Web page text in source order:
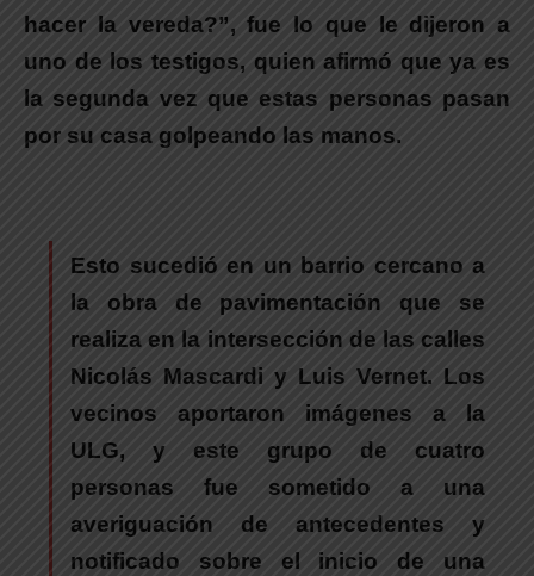
hacer la vereda?”, fue lo que le dijeron a
uno de los testigos, quien afirmó que ya es
la segunda vez que estas personas pasan
por su casa golpeando las manos.
Esto sucedió en un barrio cercano a
la obra de pavimentación que se
realiza en la intersección de las calles
Nicolás Mascardi y Luis Vernet. Los
vecinos aportaron imágenes a la
ULG, y este grupo de cuatro
personas fue sometido a una
averiguación de antecedentes y
notificado sobre el inicio de una